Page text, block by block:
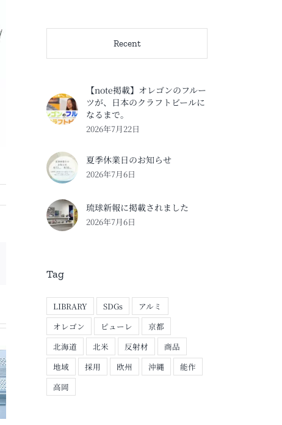
Recent
【note掲載】オレゴンのフルー
ツが、日本のクラフトビールに
なるまで。
2026年7月22日
夏季休業日のお知らせ
2026年7月6日
琉球新報に掲載されました
2026年7月6日
Tag
LIBRARY SDGs
アルミ
オレゴン
ピューレ
京都
北海道
北米 反射材
商品
地域
採用 欧州 沖縄
能作
高岡